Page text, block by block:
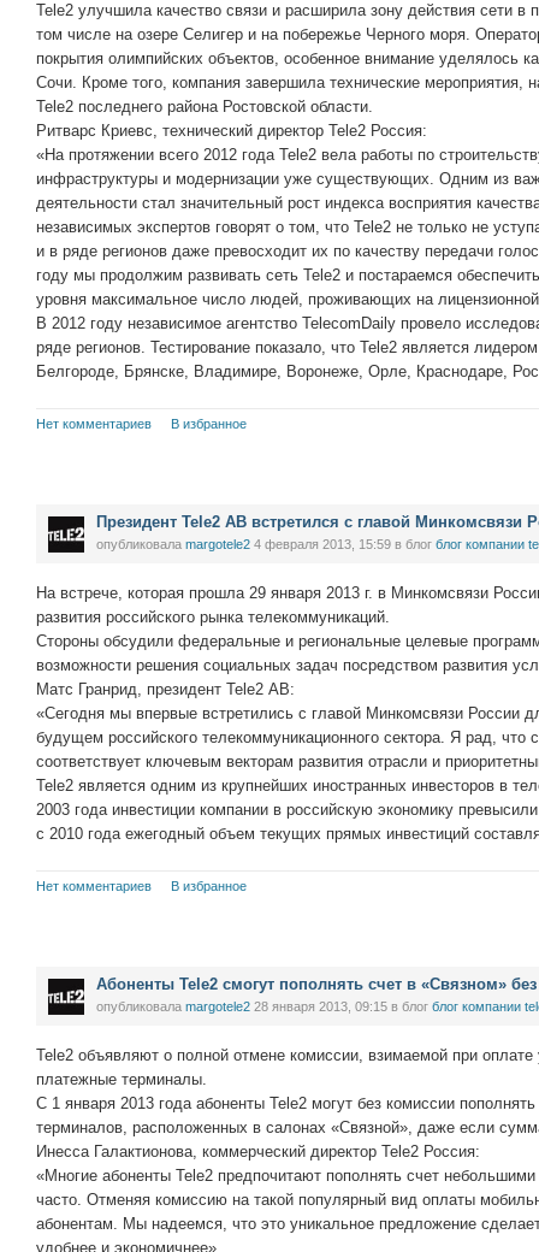
Tele2 улучшила качество связи и расширила зону действия сети в
том числе на озере Селигер и на побережье Черного моря.
покрытия олимпийских объектов, особенное внимание уделялось
Сочи. Кроме того, компания завершила технические мероприятия,
Tele2 последнего района Ростовской области.
Ритварс Криевс, технический директор Tele2 Россия:
«На протяжении всего 2012 года Tele2 вела работы по
инфраструктуры и модернизации уже существующих. Одним из
деятельности стал значительный рост индекса восприятия
независимых экспертов говорят о том, что Tele2 не только не
и в ряде регионов даже превосходит их по качеству передачи
году мы продолжим развивать сеть Tele2 и постараемся
уровня максимальное число людей, проживающих на лицензионной
В 2012 году независимое агентство TelecomDaily провело
ряде регионов. Тестирование показало, что Tele2 является
Белгороде, Брянске, Владимире, Воронеже, Орле, Краснодаре,
Нет комментариев В избранное
Президент Tele2 AB встретился с главой Минкомсвязи
опубликовала margotele2 4 февраля 2013, 15:59 в блог блог компании
На встрече, которая прошла 29 января 2013 г. в Минкомсвязи
развития российского рынка телекоммуникаций.
Стороны обсудили федеральные и региональные целевые
возможности решения социальных задач посредством развития
Матс Гранрид, президент Tele2 АВ:
«Сегодня мы впервые встретились с главой Минкомсвязи России
будущем российского телекоммуникационного сектора. Я рад, что
соответствует ключевым векторам развития отрасли и
Tele2 является одним из крупнейших иностранных инвесторов в
2003 года инвестиции компании в российскую экономику
с 2010 года ежегодный объем текущих прямых инвестиций
Нет комментариев В избранное
Абоненты Tele2 смогут пополнять счет в «Связном»
опубликовала margotele2 28 января 2013, 09:15 в блог блог компании
Tele2 объявляют о полной отмене комиссии, взимаемой при оплате
платежные терминалы.
С 1 января 2013 года абоненты Tele2 могут без комиссии
терминалов, расположенных в салонах «Связной», даже если
Инесса Галактионова, коммерческий директор Tele2 Россия:
«Многие абоненты Tele2 предпочитают пополнять счет
часто. Отменяя комиссию на такой популярный вид оплаты
абонентам. Мы надеемся, что это уникальное предложение
удобнее и экономичнее».